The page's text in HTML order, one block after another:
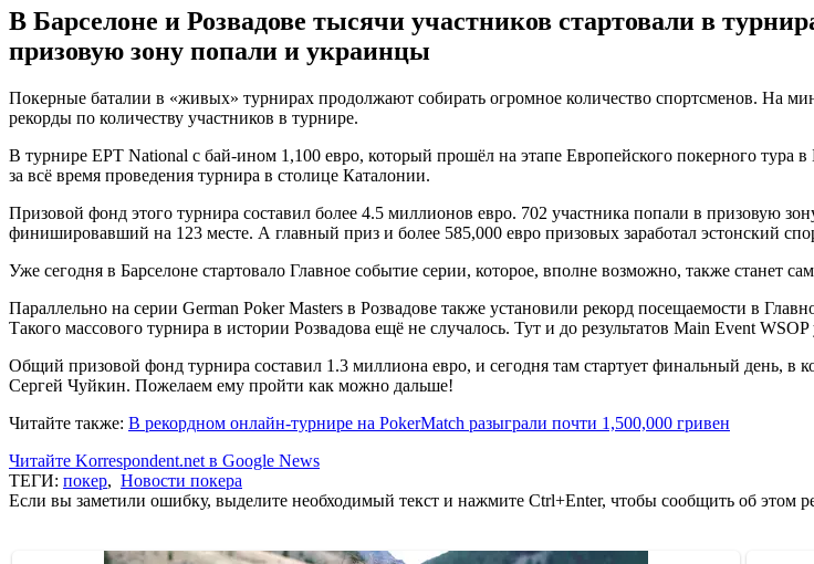
В Барселоне и Розвадове тысячи участников стартовали в
призовую зону попали и украинцы
Покерные баталии в «живых» турнирах продолжают собирать огромное количество спортсменов. На
рекорды по количеству участников в турнире.
В турнире EPT National с бай-ином 1,100 евро, который прошёл на этапе Европейского покерного тура
за всё время проведения турнира в столице Каталонии.
Призовой фонд этого турнира составил более 4.5 миллионов евро. 702 участника попали в призовую
финишировавший на 123 месте. А главный приз и более 585,000 евро призовых заработал эстонский
Уже сегодня в Барселоне стартовало Главное событие серии, которое, вполне возможно, также
Параллельно на серии German Poker Masters в Розвадове также установили рекорд посещаемости в
Такого массового турнира в истории Розвадова ещё не случалось. Тут и до результатов Main Event
Общий призовой фонд турнира составил 1.3 миллиона евро, и сегодня там стартует финальный день,
Сергей Чуйкин. Пожелаем ему пройти как можно дальше!
Читайте также: В рекордном онлайн-турнире на PokerMatch разыграли почти 1,500,000 гривен
Читайте Korrespondent.net в Google News
ТЕГИ: покер, Новости покера
Если вы заметили ошибку, выделите необходимый текст и нажмите Ctrl+Enter, чтобы сообщить об этом